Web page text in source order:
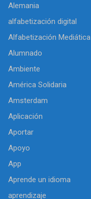
Alemania
alfabetización digital
Alfabetización Mediática
Alumnado
Ambiente
América Solidaria
Amsterdam
Aplicación
Aportar
Apoyo
App
Aprende un idioma
aprendizaje